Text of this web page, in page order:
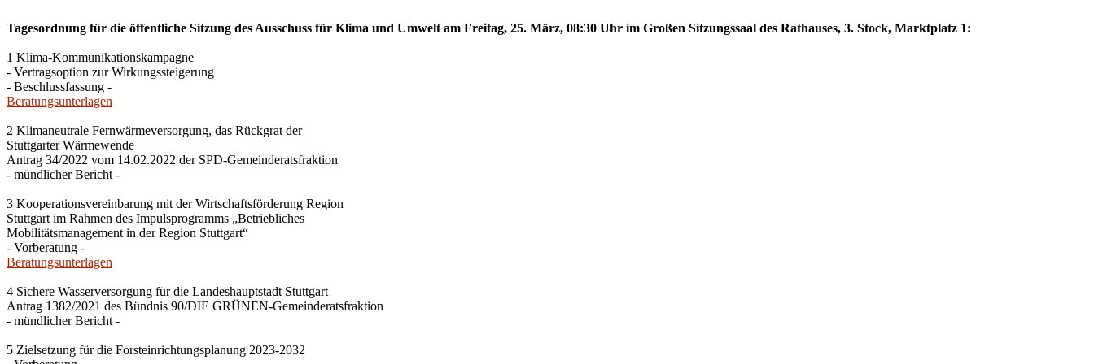
Tagesordnung für die öffentliche Sitzung des Ausschuss für Klima und Umwelt am Freitag, 25. März, 08:30 Uhr im Großen Sitzungssaal des Rathauses, 3. Stock, Marktplatz 1:
1 Klima-Kommunikationskampagne
- Vertragsoption zur Wirkungssteigerung
- Beschlussfassung -
Beratungsunterlagen
2 Klimaneutrale Fernwärmeversorgung, das Rückgrat der
Stuttgarter Wärmewende
Antrag 34/2022 vom 14.02.2022 der SPD-Gemeinderatsfraktion
- mündlicher Bericht -
3 Kooperationsvereinbarung mit der Wirtschaftsförderung Region
Stuttgart im Rahmen des Impulsprogramms „Betriebliches
Mobilitätsmanagement in der Region Stuttgart“
- Vorberatung -
Beratungsunterlagen
4 Sichere Wasserversorgung für die Landeshauptstadt Stuttgart
Antrag 1382/2021 des Bündnis 90/DIE GRÜNEN-Gemeinderatsfraktion
- mündlicher Bericht -
5 Zielsetzung für die Forsteinrichtungsplanung 2023-2032